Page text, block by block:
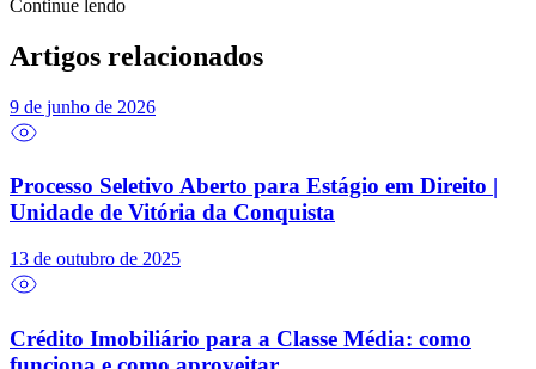
Continue lendo
Artigos relacionados
9 de junho de 2026
Processo Seletivo Aberto para Estágio em Direito |
Unidade de Vitória da Conquista
13 de outubro de 2025
Crédito Imobiliário para a Classe Média: como